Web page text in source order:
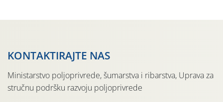
KONTAKTIRAJTE NAS
Ministarstvo poljoprivrede, šumarstva i ribarstva, Uprava za
stručnu podršku razvoju poljoprivrede